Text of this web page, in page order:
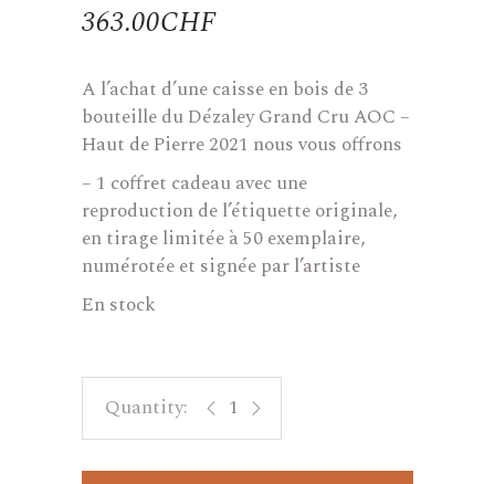
363.00CHF
A l’achat d’une caisse en bois de 3
bouteille du Dézaley Grand Cru AOC –
Haut de Pierre 2021 nous vous offrons
– 1 coffret cadeau avec une
reproduction de l’étiquette originale,
en tirage limitée à 50 exemplaire,
numérotée et signée par l’artiste
En stock
Coffret bois exception Art & Vin -